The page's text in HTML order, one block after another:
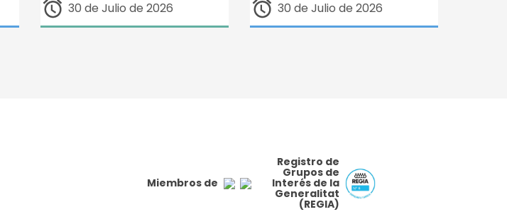
30 de Julio de 2026 30 de Julio de 2026
Miembros de
Registro de
Grupos de
Interés de la
Generalitat
(REGIA)